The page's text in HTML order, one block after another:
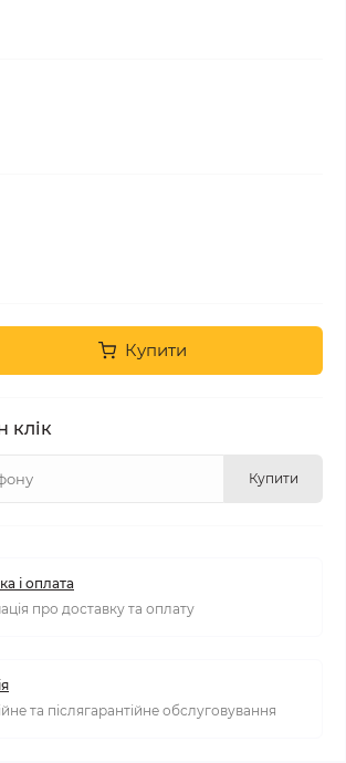
Купити
клік
Купити
і оплата
про доставку та оплату
та післягарантійне обслуговування